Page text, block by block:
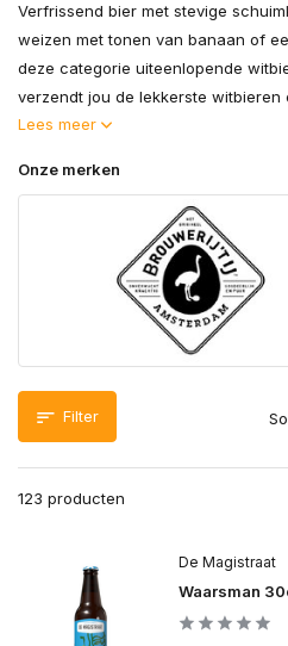
Verfrissend bier met stevige
weizen met tonen van banaan of
deze categorie uiteenlopende
verzendt jou de lekkerste witbieren
Lees meer
Onze merken
Filter
123 producten
De Magistraat
Waarsman